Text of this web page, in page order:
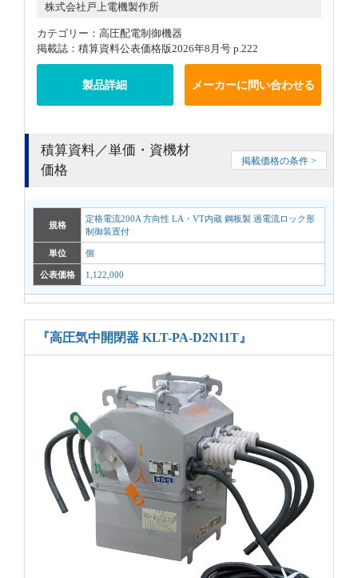
株式会社戸上電機製作所
カテゴリー：高圧配電制御機器
掲載誌：積算資料公表価格版2026年8月号 p.222
製品詳細 メーカーに問い合わせる
積算資料／単価・資機材
価格
掲載価格の条件 >
規格
定格電流200A 方向性 LA・VT内蔵 鋼板製 過電流ロック形
制御装置付
単位 個
公表価格 1,122,000
『高圧気中開閉器 KLT-PA-D2N11T』